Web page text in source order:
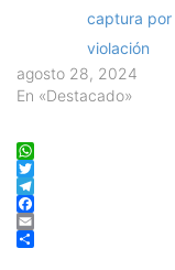
captura por
violación
agosto 28, 2024
En «Destacado»
WhatsApp
Twitter
Telegram
Facebook
Email